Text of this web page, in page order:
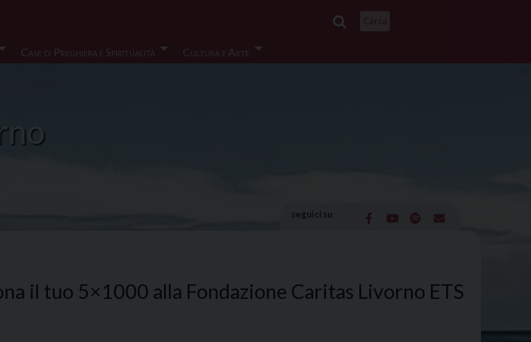
Case di Preghiera e Spiritualità Cultura e Arte
seguici su
il tuo 5×1000 alla Fondazione Caritas Livorno ETS